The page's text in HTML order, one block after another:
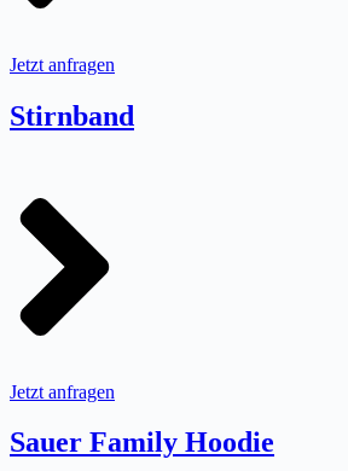
Jetzt anfragen
Stirnband
Jetzt anfragen
Sauer Family Hoodie